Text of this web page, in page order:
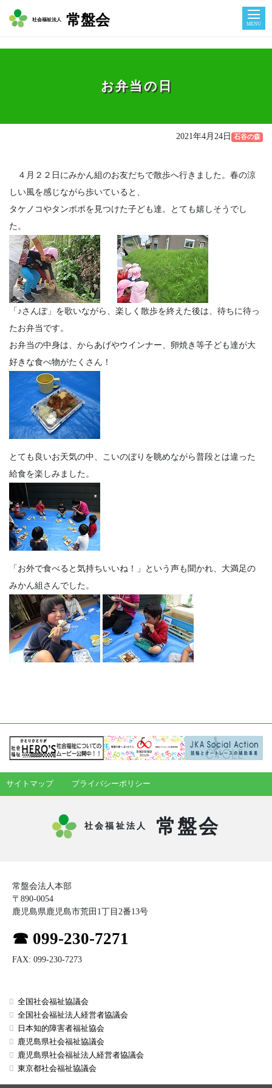
社会福祉法人 常盤会 MENU
お弁当の日
2021年4月24日 石谷の森
４月２２日にみかん組のお友だちで散歩へ行きました。春の涼
しい風を感じながら歩いていると、
タケノコやタンポポを見つけた子ども達。とても嬉しそうでし
た。
「♪さんぽ」を歌いながら、楽しく散歩を終えた後は、待ちに待っ
たお弁当です。
お弁当の中身は、からあげやウインナー、卵焼き等子ども達が大
好きな食べ物がたくさん！
とても良いお天気の中、こいのぼりを眺めながら普段とは違った
給食を楽しみました。
「お外で食べると気持ちいいね！」という声も聞かれ、大満足の
みかん組さんでした。
サイトマップ プライバシーポリシー
社会福祉法人 常盤会
常盤会法人本部
〒890-0054
鹿児島県鹿児島市荒田1丁目2番13号
☎ 099-230-7271
FAX: 099-230-7273
全国社会福祉協議会
全国社会福祉法人経営者協議会
日本知的障害者福祉協会
鹿児島県社会福祉協議会
鹿児島県社会福祉法人経営者協議会
東京都社会福祉協議会